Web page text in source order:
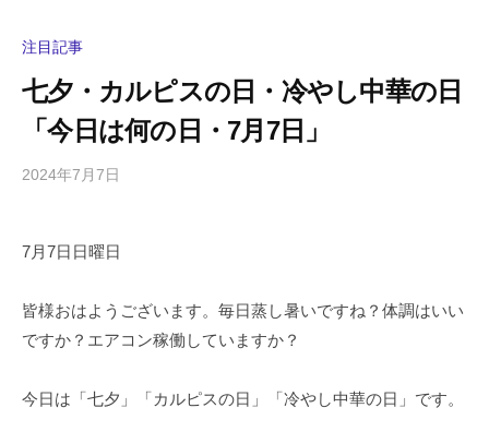
注目記事
七夕・カルピスの日・冷やし中華の日
「今日は何の日・7月7日」
2024年7月7日
a
s
y
メ
ン
7月7日日曜日
皆様おはようございます。毎日蒸し暑いですね？体調はいい
ですか？エアコン稼働していますか？
今日は「七夕」「カルピスの日」「冷やし中華の日」です。